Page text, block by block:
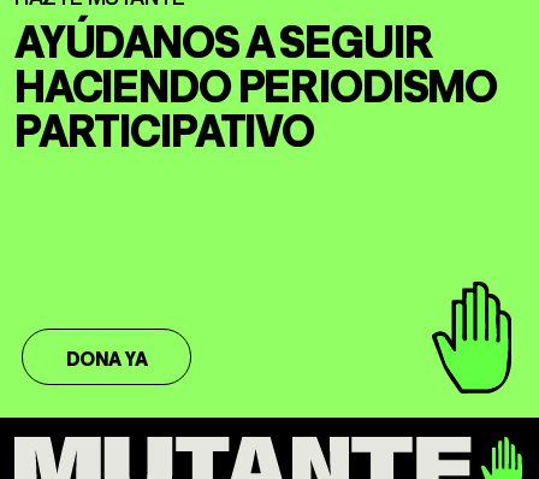
AYÚDANOS A SEGUIR
HACIENDOPERIODISMO
PARTICIPATIVO
DONA YA